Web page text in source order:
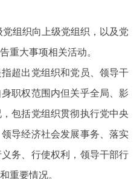
组织向上级党组织，以及党
重大事项相关活动。
出党组织和党员、领导干
职权范围内但关乎全局、影
包括党组织贯彻执行党中央
导经济社会发展事务、落实
务、行使权利，领导干部行
重要情况。